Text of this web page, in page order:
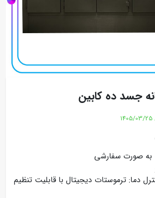
جسد ده کابین
1405/03/25
به صورت سفارشی
دما: ترموستات دیجیتال با قابلیت تنظیم